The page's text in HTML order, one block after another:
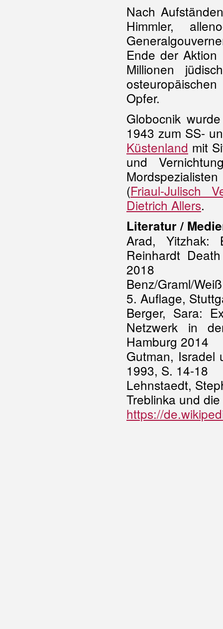
Nach
Himmler,
Ende der
Millionen
Opfer.
Globocnik
1943 zum SS-
Küstenland mit
und
(Friaul-Julisch
Dietrich Allers.
Literatur /
Arad, Yitzhak:
Reinhardt
2018
Benz/Graml/
5. Auflage,
Berger, Sara:
Netzwerk in
Hamburg 2014
Gutman, Isradel
1993, S. 14-18
Lehnstaedt,
Treblinka und
https://